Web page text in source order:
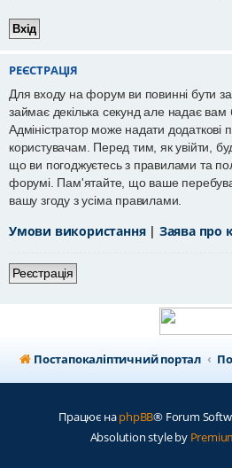
РЕЄСТРАЦІЯ
Для входу на форум ви повинні бути
займає декілька секунд але надає вам
Адміністратор може надати додаткові
користувачам. Перед тим, як увійти,
що ви погоджуєтесь з правилами та
форумі. Пам'ятайте, що ваше
вашу згоду з усіма правилами.
Умови використання| Заява про
Реєстрація
Постапокаліптичний портал
Працює наphpBB® Forum
Absolution style by